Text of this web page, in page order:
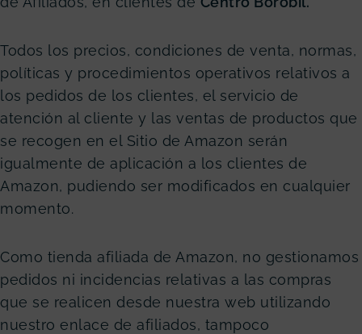
Todos los precios, condiciones de venta, normas,
políticas y procedimientos operativos relativos a
los pedidos de los clientes, el servicio de
atención al cliente y las ventas de productos que
se recogen en el Sitio de Amazon serán
igualmente de aplicación a los clientes de
Amazon, pudiendo ser modificados en cualquier
momento.
Como tienda afiliada de Amazon, no gestionamos
pedidos ni incidencias relativas a las compras
que se realicen desde nuestra web utilizando
nuestro enlace de afiliados, tampoco